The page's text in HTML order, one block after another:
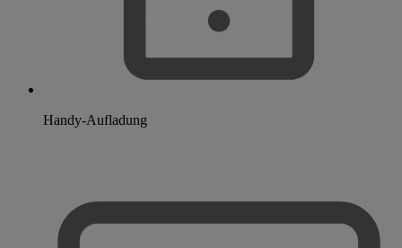
Handy-Aufladung